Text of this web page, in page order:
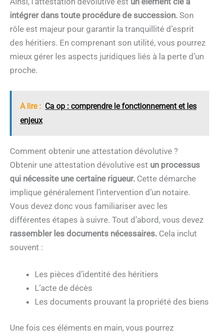
intégrer dans toute procédure de succession. Son
rôle est majeur pour garantir la tranquillité d’esprit
des héritiers. En comprenant son utilité, vous pourrez
mieux gérer les aspects juridiques liés à la perte d’un
proche.
A lire : Ca op : comprendre le fonctionnement et les
enjeux
Comment obtenir une attestation dévolutive ?
Obtenir une attestation dévolutive est un processus
qui nécessite une certaine rigueur. Cette démarche
implique généralement l’intervention d’un notaire.
Vous devez donc vous familiariser avec les
différentes étapes à suivre. Tout d’abord, vous devez
rassembler les documents nécessaires. Cela inclut
souvent :
Les pièces d’identité des héritiers
L’acte de décès
Les documents prouvant la propriété des biens
Une fois ces éléments en main, vous pourrez